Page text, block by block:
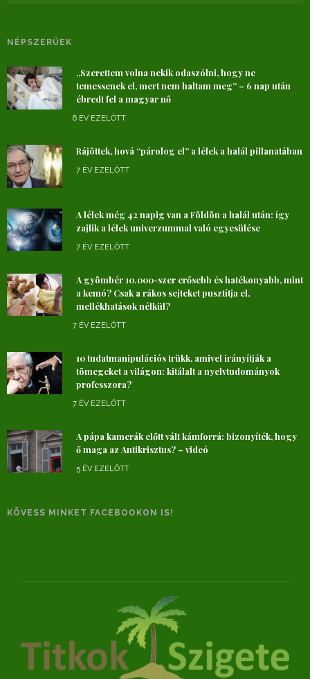
NÉPSZERŰEK
„Szerettem volna nekik odaszólni, hogy ne
temessenek el, mert nem haltam meg” – 6 nap után
ébredt fel a magyar nő
6 ÉV EZELŐTT
Rájöttek, hová “párolog el” a lélek a halál pillanatában
7 ÉV EZELŐTT
A lélek még 42 napig van a Földön a halál után: így
zajlik a lélek univerzummal való egyesülése
7 ÉV EZELŐTT
A gyömbér 10.000-szer erősebb és hatékonyabb, mint
a kemó? Csak a rákos sejteket pusztítja el,
mellékhatások nélkül?
7 ÉV EZELŐTT
10 tudatmanipulációs trükk, amivel irányítják a
tömegeket a világon: kitálalt a nyelvtudományok
professzora?
7 ÉV EZELŐTT
A pápa kamerák előtt vált kámforrá: bizonyíték, hogy
ő maga az Antikrisztus? – videó
5 ÉV EZELŐTT
KÖVESS MINKET FACEBOOKON IS!